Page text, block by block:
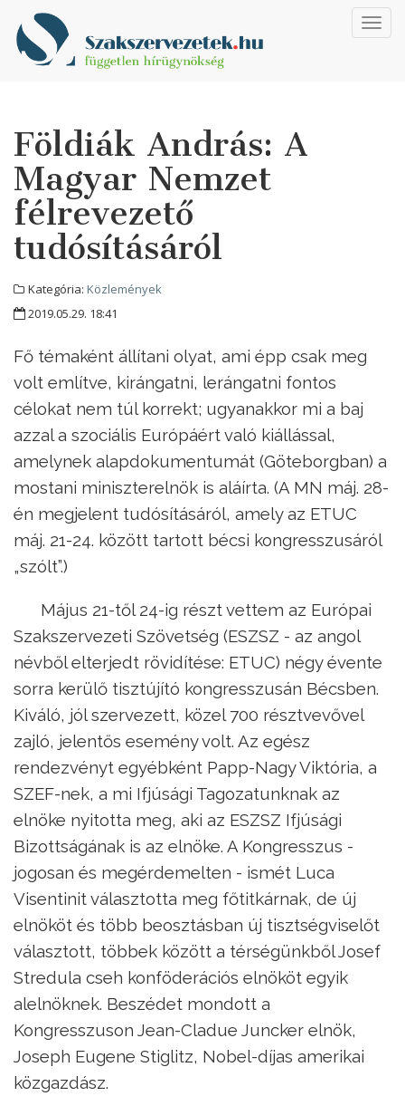
Földiák András: A
Magyar Nemzet
félrevezető
tudósításáról
Kategória: Közlemények
2019.05.29. 18:41
Fő témaként állítani olyat, ami épp csak meg
volt említve, kirángatni, lerángatni fontos
célokat nem túl korrekt; ugyanakkor mi a baj
azzal a szociális Európáért való kiállással,
amelynek alapdokumentumát (Göteborgban) a
mostani miniszterelnök is aláírta. (A MN máj. 28-
én megjelent tudósításáról, amely az ETUC
máj. 21-24. között tartott bécsi kongresszusáról
„szólt”.)
Május 21-től 24-ig részt vettem az Európai
Szakszervezeti Szövetség (ESZSZ - az angol
névből elterjedt rövidítése: ETUC) négy évente
sorra kerülő tisztújító kongresszusán Bécsben.
Kiváló, jól szervezett, közel 700 résztvevővel
zajló, jelentős esemény volt. Az egész
rendezvényt egyébként Papp-Nagy Viktória, a
SZEF-nek, a mi Ifjúsági Tagozatunknak az
elnöke nyitotta meg, aki az ESZSZ Ifjúsági
Bizottságának is az elnöke. A Kongresszus -
jogosan és megérdemelten - ismét Luca
Visentinit választotta meg főtitkárnak, de új
elnököt és több beosztásban új tisztségviselőt
választott, többek között a térségünkből Josef
Stredula cseh konföderációs elnököt egyik
alelnöknek. Beszédet mondott a
Kongresszuson Jean-Cladue Juncker elnök,
Joseph Eugene Stiglitz, Nobel-díjas amerikai
közgazdász.